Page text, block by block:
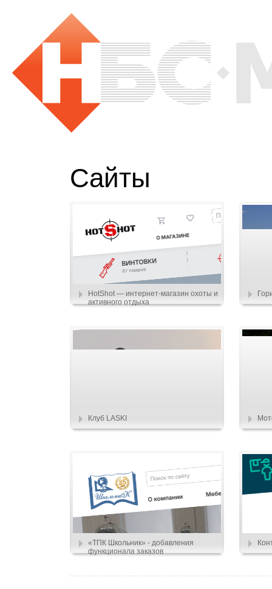
Сайты
HotShot — интернет-магазин охоты и
активного отдыха
Клуб LASKI
«ТПК Школьник» - добавления
функционала заказов